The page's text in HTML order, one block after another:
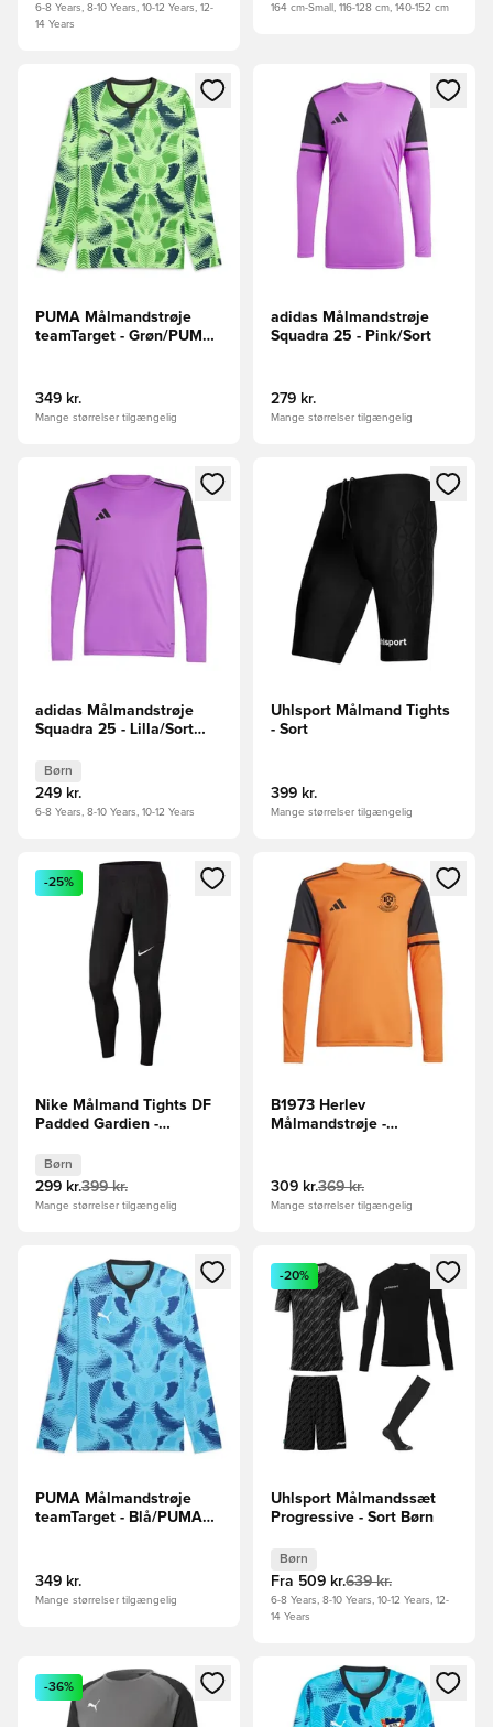
6-8 Years, 8-10 Years, 10-12 Years, 12-
14 Years
164 cm-Small, 116-128 cm, 140-152 cm
Åbner en Modal til at logge ind eller tilmelde dig som
PUMA Målmandstrøje
teamTarget - Grøn/PUMA
349 kr.
Mange størrelser tilgængelig
Åbner en Modal til at logge
adidas Målmandstrøje
Squadra 25 - Pink/Sort
279 kr.
Mange størrelser tilgængelig
Åbner en Modal til at logge ind eller tilmelde dig som
adidas Målmandstrøje
Squadra 25 - Lilla/Sort
Børn
249 kr.
6-8 Years, 8-10 Years, 10-12 Years
Åbner en Modal til at logge
Uhlsport Målmand Tights
- Sort
399 kr.
Mange størrelser tilgængelig
Åbner en Modal til at logge ind eller tilmelde dig som
-25%
Nike Målmand Tights DF
Padded Gardien -
Børn
299 kr.399 kr.
Mange størrelser tilgængelig
Åbner en Modal til at logge
B1973 Herlev
Målmandstrøje -
309 kr.369 kr.
Mange størrelser tilgængelig
Åbner en Modal til at logge ind eller tilmelde dig som
PUMA Målmandstrøje
teamTarget - Blå/PUMA
349 kr.
Mange størrelser tilgængelig
Åbner en Modal til at logge
-20%
Uhlsport Målmandssæt
Progressive - Sort Børn
Børn
Fra 509 kr.639 kr.
6-8 Years, 8-10 Years, 10-12 Years, 12-
14 Years
Åbner en Modal til at logge ind eller tilmelde dig som
-36%
Åbner en Modal til at logge